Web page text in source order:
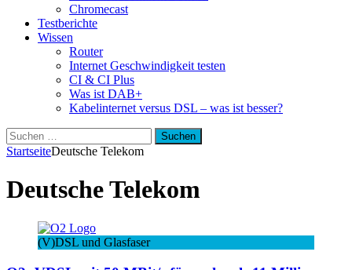
Chromecast
Testberichte
Wissen
Router
Internet Geschwindigkeit testen
CI & CI Plus
Was ist DAB+
Kabelinternet versus DSL – was ist besser?
Suchen
nach:
StartseiteDeutsche Telekom
Deutsche Telekom
(V)DSL und Glasfaser